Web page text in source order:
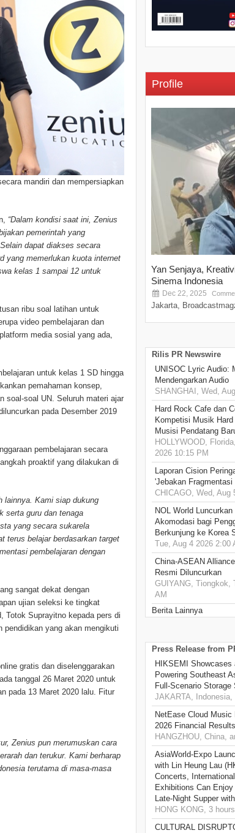
mandiri dan mempersiapkan
“Dalam kondisi saat ini, Zenius
pemerintah yang
dapat diakses secara
yang memerlukan kuota internet
kelas 1 sampai 12 untuk
ribu soal latihan untuk
video pembelajaran dan
media sosial yang ada,
untuk kelas 1 SD hingga
pemahaman konsep,
soal-soal UN. Seluruh materi ajar
pada Desember 2019
pembelajaran secara
proaktif yang dilakukan di
lainnya. Kami siap dukung
serta guru dan tenaga
yang secara sukarela
terus belajar berdasarkan target
pembelajaran dengan
sangat dekat dengan
ujian seleksi ke tingkat
Totok Suprayitno kepada pers di
pendidikan yang akan mengikuti
gratis dan diselenggarakan
tanggal 26 Maret 2020 untuk
pada 13 Maret 2020 lalu. Fitur
Zenius pun merumuskan cara
dan terukur. Kami berharap
terutama di masa-masa
Profile
Yan Senjaya,
Sinema Indonesia
Dec 22, 2025
Jakarta,
Rilis PR Newswire
UNISOC Lyric Audio:
Mendengarkan Audio
SHANGHAI, Wed,
Hard Rock Cafe dan
Kompetisi Musik
Musisi Pendatang
HOLLYWOOD,
2026 10:15 PM
Laporan Cision
'Jebakan
CHICAGO, Wed, Aug
NOL World
Akomodasi bagi
Berkunjung ke Korea
Tue, Aug 4 2026 2:00
China-ASEAN
Resmi Diluncurkan
GUIYANG, Tiongkok,
AM
Berita Lainnya
Press Release from
HIKSEMI Showcases
Powering Southeast
Full‑Scenario Storage
JAKARTA, Indonesia,
NetEase Cloud
2026 Financial
HANGZHOU, China,
AsiaWorld-Expo
with Lin Heung Lau
Concerts,
Exhibitions Can
Late-Night Supper
HONG KONG, 3
CULTURAL